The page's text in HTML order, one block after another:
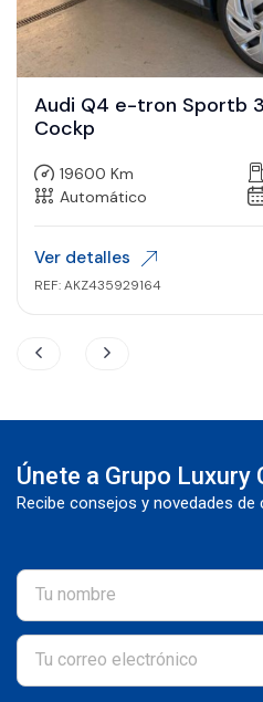
Audi Q4 e-tron Sportb
Cockp
19600 Km
Automático
Ver detalles
REF: AKZ435929164
Únete a Grupo Luxury
Recibe consejos y novedades de